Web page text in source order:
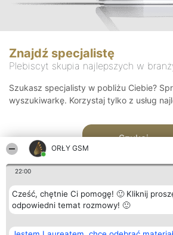
ORŁY GSM
22:00
Cześć, chętnie Ci pomogę! 🙂 Kliknij
odpowiedni temat rozmowy! 🙂
Znajdź specjalistę
Plebiscyt skupia najlepszych w
Szukasz specjalisty w pobliżu Ciebie?
wyszukiwarkę. Korzystaj tylko z usług
Szukaj
Organizator plebiscytu Plebiscyt